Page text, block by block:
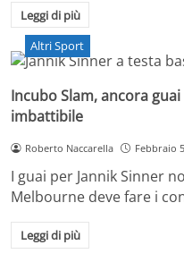
Leggi di più
Altri Sport
Incubo Slam, ancora
imbattibile
Roberto Naccarella Febbraio
I guai per Jannik Sinner
Melbourne deve fare i
Leggi di più